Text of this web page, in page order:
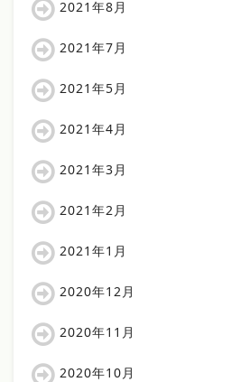
2021年8月
2021年7月
2021年5月
2021年4月
2021年3月
2021年2月
2021年1月
2020年12月
2020年11月
2020年10月